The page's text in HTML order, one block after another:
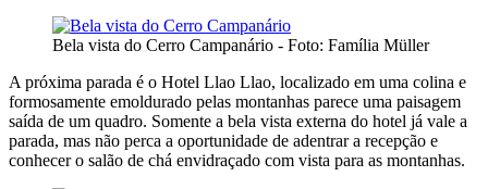
Bela vista do Cerro Campanário - Foto: Família Müller
A próxima parada é o Hotel Llao Llao, localizado em uma colina e
formosamente emoldurado pelas montanhas parece uma paisagem
saída de um quadro. Somente a bela vista externa do hotel já vale a
parada, mas não perca a oportunidade de adentrar a recepção e
conhecer o salão de chá envidraçado com vista para as montanhas.